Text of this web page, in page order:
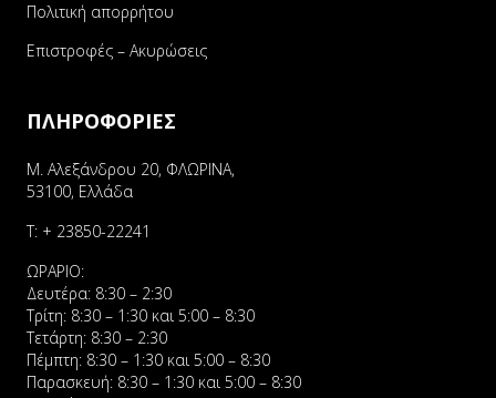
Πολιτική απορρήτου
Επιστροφές – Ακυρώσεις
ΠΛΗΡΟΦΟΡΙΕΣ
Μ. Αλεξάνδρου 20, ΦΛΩΡΙΝΑ,
53100, Ελλάδα
Τ: + 23850-22241
ΩΡΑΡΙΟ:
Δευτέρα: 8:30 – 2:30
Τρίτη: 8:30 – 1:30 και 5:00 – 8:30
Τετάρτη: 8:30 – 2:30
Πέμπτη: 8:30 – 1:30 και 5:00 – 8:30
Παρασκευή: 8:30 – 1:30 και 5:00 – 8:30